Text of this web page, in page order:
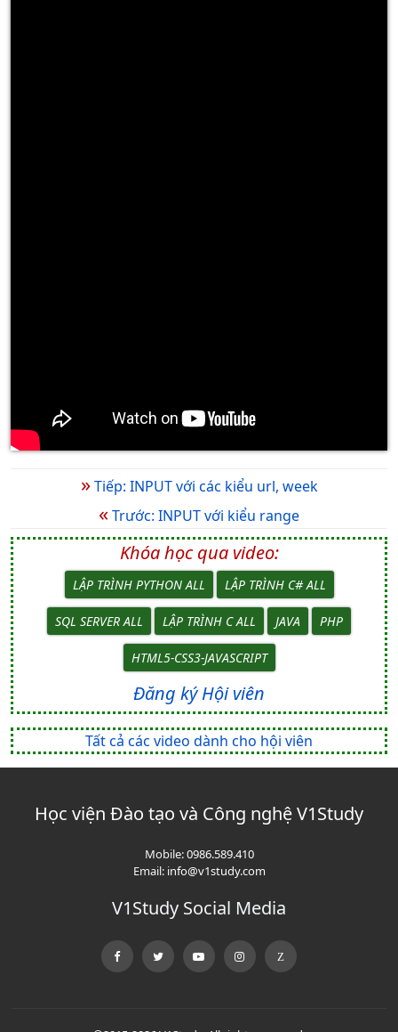
»Tiếp: INPUT với các kiểu url, week
«Trước: INPUT với kiểu range
Khóa học qua video:
LẬP TRÌNH PYTHON ALL LẬP TRÌNH C# ALL
SQL SERVER ALL LẬP TRÌNH C ALL JAVA PHP
HTML5-CSS3-JAVASCRIPT
Đăng ký Hội viên
Tất cả các video dành cho hội viên
Học viện Đào tạo và Công nghệ V1Study
Mobile:0986.589.410
Email: info@v1study.com
V1Study Social Media